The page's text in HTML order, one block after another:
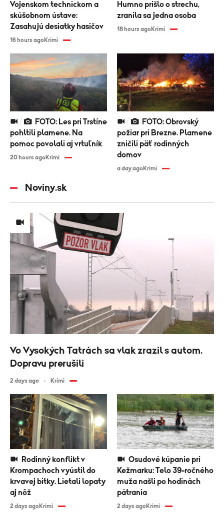
Vojenskom technickom a
skúšobnom ústave:
Zasahujú desiatky hasičov
16 hours agoKrimi
Humno prišlo o strechu,
zranila sa jedna osoba
18 hours agoKrimi
pohltili plamene. Na
pomoc povolali aj vrtuľník
20 hours agoKrimi
požiar pri Brezne. Plamene
zničili päť rodinných
domov
a day agoKrimi
Noviny.sk
Krompachoch vyústil do
krvavej bitky. Lietali lopaty
aj nôž
2 days agoKrimi
Kežmarku: Telo 39-ročného
muža našli po hodinách
pátrania
2 days agoKrimi
Vo Vysokých Tatrách sa vlak zrazil s autom.
Dopravu prerušili
2 days ago Krimi